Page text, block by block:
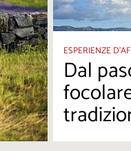
ESPERIENZE
Dal